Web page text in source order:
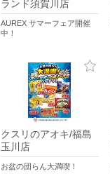
ランド須賀川店
AUREX サマーフェア開催
中！
クスリのアオキ/福島
玉川店
お盆の団らん大満喫！